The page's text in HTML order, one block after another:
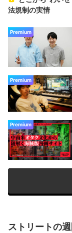
法規制の実情
Premium
Premium
Premium
ストリートの